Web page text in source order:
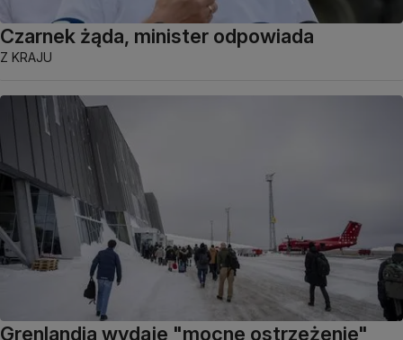
Czarnek żąda, minister odpowiada
Z KRAJU
Grenlandia wydaje "mocne ostrzeżenie"